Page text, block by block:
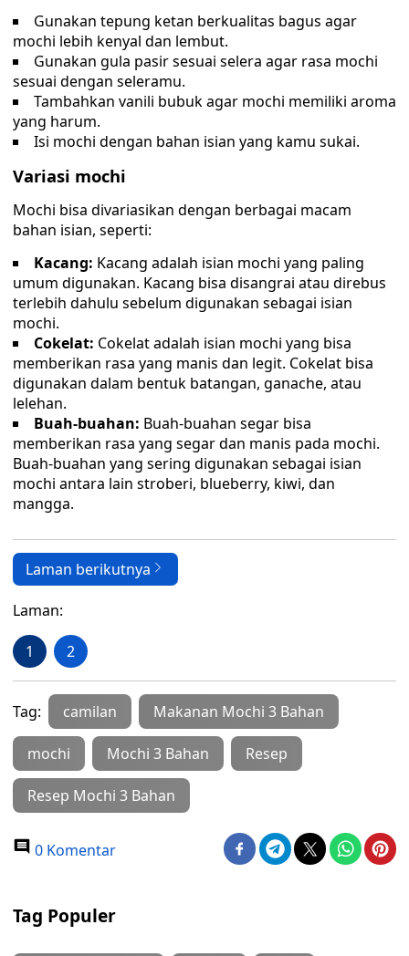
Gunakan tepung ketan berkualitas bagus agar
mochi lebih kenyal dan lembut.
Gunakan gula pasir sesuai selera agar rasa mochi
sesuai dengan seleramu.
Tambahkan vanili bubuk agar mochi memiliki aroma
yang harum.
Isi mochi dengan bahan isian yang kamu sukai.
Variasi mochi
Mochi bisa divariasikan dengan berbagai macam
bahan isian, seperti:
Kacang: Kacang adalah isian mochi yang paling
umum digunakan. Kacang bisa disangrai atau direbus
terlebih dahulu sebelum digunakan sebagai isian
mochi.
Cokelat: Cokelat adalah isian mochi yang bisa
memberikan rasa yang manis dan legit. Cokelat bisa
digunakan dalam bentuk batangan, ganache, atau
lelehan.
Buah-buahan: Buah-buahan segar bisa
memberikan rasa yang segar dan manis pada mochi.
Buah-buahan yang sering digunakan sebagai isian
mochi antara lain stroberi, blueberry, kiwi, dan
mangga.
Laman berikutnya
Laman:
1 2
Tag: camilan Makanan Mochi 3 Bahan
mochi Mochi 3 Bahan Resep
Resep Mochi 3 Bahan
0 Komentar
Tag Populer